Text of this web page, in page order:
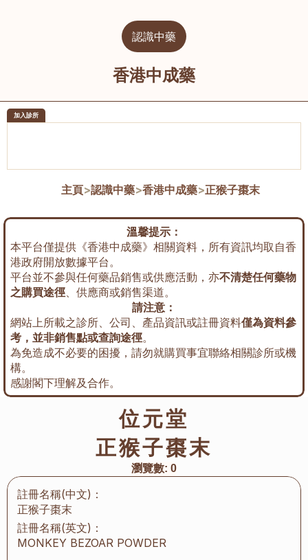
認識中藥
香港中成藥
加入診所
主頁>認識中藥>香港中成藥>正猴子棗末
溫馨提示：
本平台僅提供《香港中成藥》相關資料，所有資訊均取自香
港政府開放數據平台。
平台並不參與任何藥品銷售或供應活動，亦不清楚任何藥物
之購買途徑、供應商或銷售渠道。
請注意：
網站上所載之診所、公司、產品資訊或註冊資料僅為資料參
考，並非銷售點或查詢途徑。
為免造成不必要的困擾，請勿就購買事宜聯絡相關診所或機
構。
感謝閣下理解及合作。
位元堂
正猴子棗末
瀏覽數: 0
註冊名稱(中文)：
正猴子棗末
註冊名稱(英文)：
MONKEY BEZOAR POWDER